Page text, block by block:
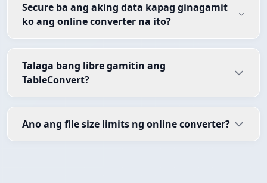
Secure ba ang aking data kapag ginagamit
ko ang online converter na ito?
Talaga bang libre gamitin ang
TableConvert?
Ano ang file size limits ng online converter?